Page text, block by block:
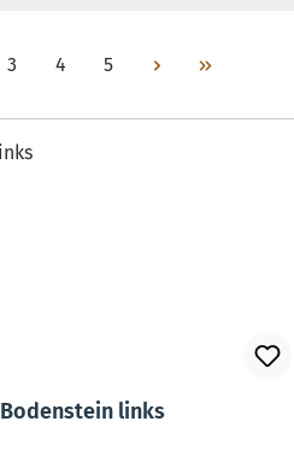
Seite
3 Seite
4 Seite
5
Bodenstein links